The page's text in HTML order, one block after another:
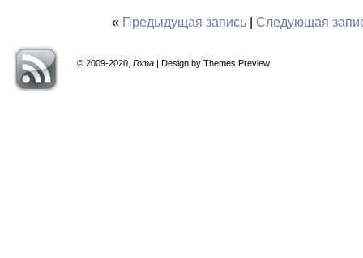
« Предыдущая запись| Следующая
© 2009-2020, Гота | Design by Themes Preview